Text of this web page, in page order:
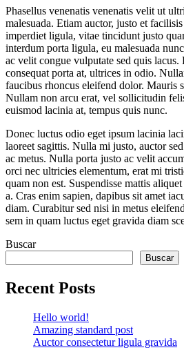
Phasellus venenatis venenatis velit ut
malesuada. Etiam auctor, justo et
imperdiet ligula, vitae tincidunt justo
interdum porta ligula, eu malesuada
ac velit congue vulputate sed quis lacus.
consequat porta at, ultrices in odio.
faucibus rhoncus eleifend dolor. Mauris
Nullam non arcu erat, vel sollicitudin
euismod lacinia at, tempus quis nunc.
Donec luctus odio eget ipsum lacinia
laoreet sagittis. Nulla mi justo, auctor
ac metus. Nulla porta justo ac velit
orci nec ultricies elementum, erat mi
quam non est. Suspendisse mattis
a. Cras enim sapien, dapibus sit amet
diam. Curabitur sed nisi in metus
sem in quam luctus eget gravida diam
Buscar
Buscar
Recent Posts
Hello world!
Amazing standard post
Auctor consectetur ligula gravida